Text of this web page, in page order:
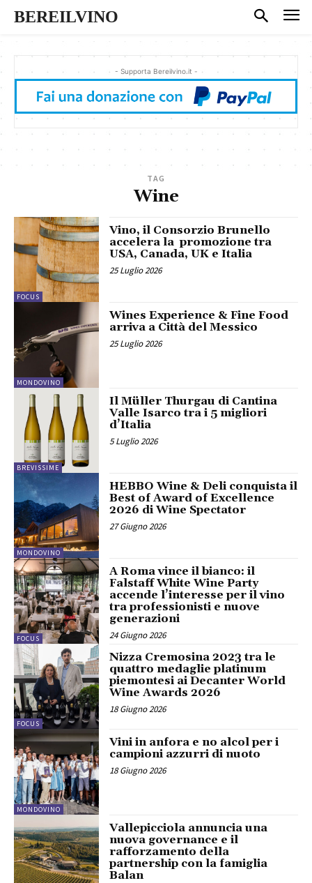
BEREILVINO
- Supporta Bereilvino.it -
TAG
Wine
FOCUS
Vino, il Consorzio Brunello
accelera la promozione tra
USA, Canada, UK e Italia
25 Luglio 2026
MONDOVINO
Wines Experience & Fine Food
arriva a Città del Messico
25 Luglio 2026
BREVISSIME
Il Müller Thurgau di Cantina
Valle Isarco tra i 5 migliori
d’Italia
5 Luglio 2026
MONDOVINO
HEBBO Wine & Deli conquista il
Best of Award of Excellence
2026 di Wine Spectator
27 Giugno 2026
FOCUS
A Roma vince il bianco: il
Falstaff White Wine Party
accende l’interesse per il vino
tra professionisti e nuove
generazioni
24 Giugno 2026
FOCUS
Nizza Cremosina 2023 tra le
quattro medaglie platinum
piemontesi ai Decanter World
Wine Awards 2026
18 Giugno 2026
MONDOVINO
Vini in anfora e no alcol per i
campioni azzurri di nuoto
18 Giugno 2026
Vallepicciola annuncia una
nuova governance e il
rafforzamento della
partnership con la famiglia
Balan